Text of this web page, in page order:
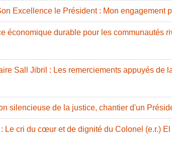
Excellence le Président : Mon engagement
économique durable pour les communautés
Sall Jibril : Les remerciements appuyés de
silencieuse de la justice, chantier d'un
cri du cœur et de dignité du Colonel (e.r.) El